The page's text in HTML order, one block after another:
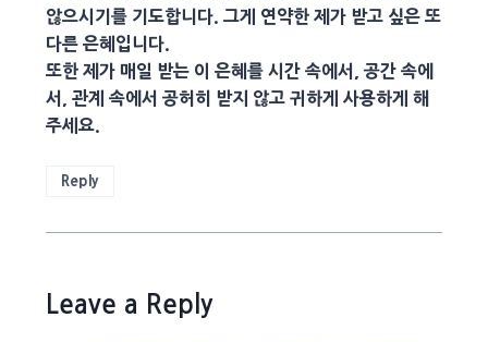
않으시기를 기도합니다. 그게 연약한 제가 받고 싶은 또
다른 은혜입니다.
또한 제가 매일 받는 이 은혜를 시간 속에서, 공간 속에
서, 관계 속에서 공허히 받지 않고 귀하게 사용하게 해
주세요.
Reply
Leave a Reply